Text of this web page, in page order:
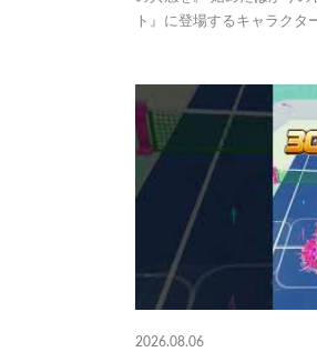
ト』に登場するキャラクタ
2026.08.06